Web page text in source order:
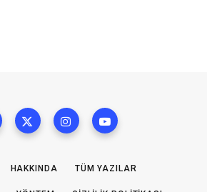
HAKKINDA TÜM YAZILAR